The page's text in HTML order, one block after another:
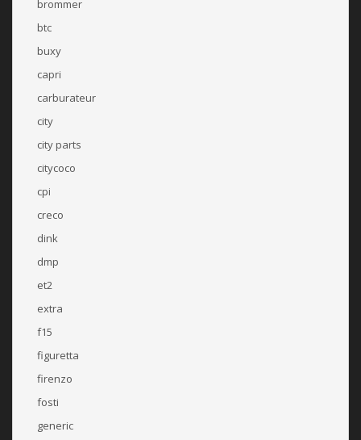
brommer
btc
buxy
capri
carburateur
city
city parts
citycoco
cpi
creco
dink
dmp
et2
extra
f15
figuretta
firenzo
fosti
generic